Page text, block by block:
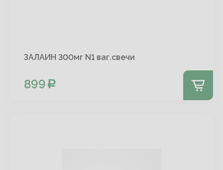
ЗАЛАИН 300мг N1 ваг.свечи
899